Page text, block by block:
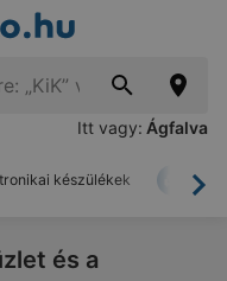
Itt vagy: Ágfalva
készülékek
és a